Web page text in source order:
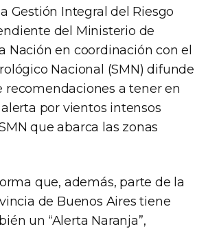
Gestión Integral del Riesgo
del Ministerio de
Nación en coordinación con el
Nacional (SMN) difunde
recomendaciones a tener en
por vientos intensos
que abarca las zonas
que, además, parte de la
de Buenos Aires tiene
un “Alerta Naranja”,